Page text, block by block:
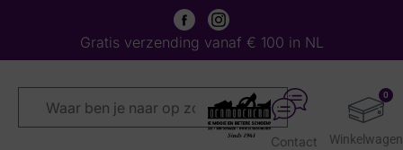
Gratis verzending vanaf € 100 in NL
0
Contact